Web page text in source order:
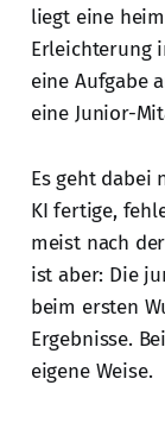
liegt eine
Erleichterung
eine Aufgabe
eine Junior-
Es geht dabei
KI fertige,
meist nach
ist aber: Die
beim ersten
Ergebnisse.
eigene Weise.